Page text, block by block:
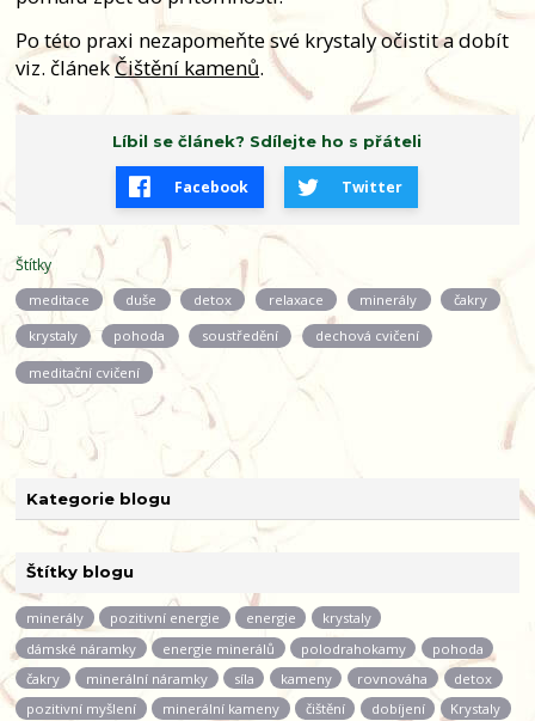
Kategorie blogu
Štítky blogu
minerály pozitivní energie energie
krystaly
dámské náramky
energie minerálů polodrahokamy
pohoda
čakry
minerální náramky síla kameny rovnováha
detox
pozitivní myšlení
minerální kameny čištění dobíjení
Krystaly
Po této praxi nezapomeňte své krystaly očistit a dobít
viz. článekČištění kamenů.
Líbil se článek? Sdílejte ho s přáteli
Facebook Twitter
Štítky
meditace duše detox relaxace minerály čakry
krystaly pohoda soustředění dechová cvičení
meditační cvičení